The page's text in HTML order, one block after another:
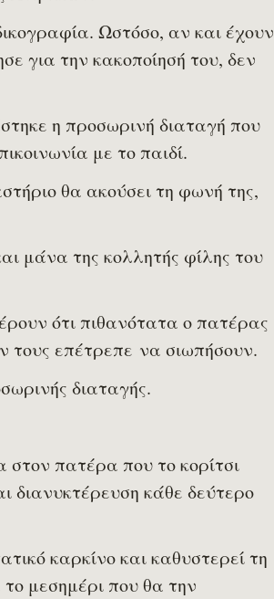
Ωστόσο, αν και έχουν
για την κακοποίησή του, δεν
η προσωρινή διαταγή που
με το παιδί.
θα ακούσει τη φωνή της,
μάνα της κολλητής φίλης του
ότι πιθανότατα ο πατέρας
τους επέτρεπε να σιωπήσουν.
διαταγής.
πατέρα που το κορίτσι
διανυκτέρευση κάθε δεύτερο
καρκίνο και καθυστερεί τη
μεσημέρι που θα την